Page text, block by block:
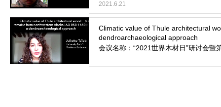
2021.6.21
会议名称：“2021世界木材日”研讨会
2021.6.17